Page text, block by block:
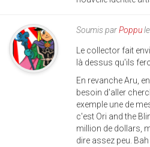
Soumis parPoppu
Le collector fait
là dessus qu'ils
En revanche Aru,
besoin d'aller
exemple une de
c'est Ori and the
million de dollars,
dire assez peu.